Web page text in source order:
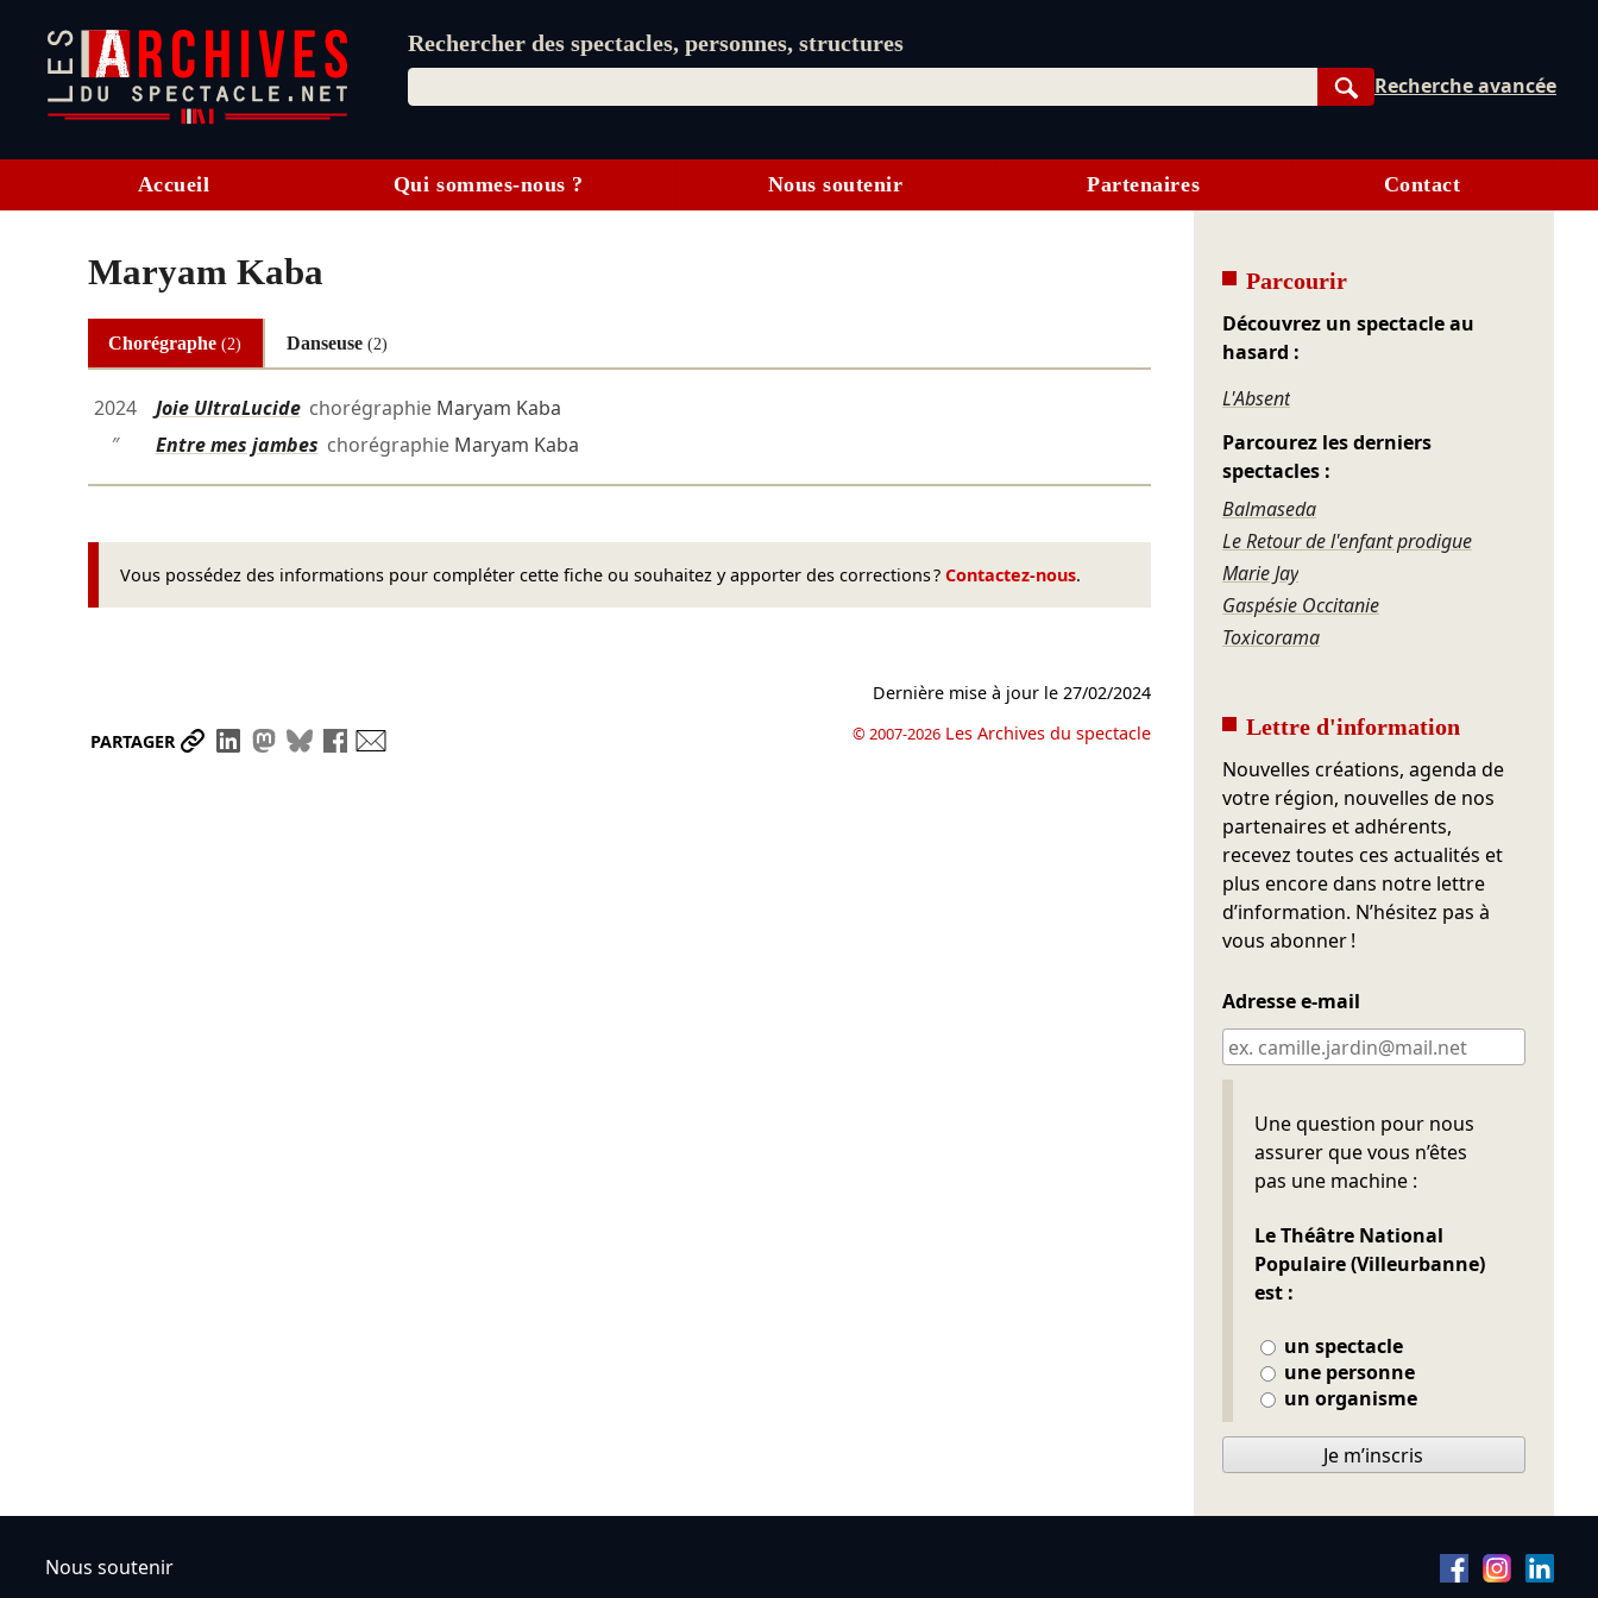
Rechercher des spectacles, personnes, structures
Rechercher
Recherche avancée
Accueil Qui sommes-nous ? Nous soutenir Partenaires Contact
Maryam Kaba
Chorégraphe(2) Danseuse (2)
2024 Joie UltraLucidechorégraphie Maryam Kaba
″
Entre mes jambes chorégraphie Maryam Kaba
Vous possédez des informations pour compléter cette fiche ou souhaitez y apporter des corrections ? Contactez-nous.
PARTAGER Partager le lien
Partager sur LinkedIn
Partager sur Mastodon
Partager sur Bluesky
Partager sur Facebook
Dernière mise à jour le27/02/2024
© 2007-2026 Les Archives du spectacle
Parcourir
Découvrez un spectacle au
hasard :
L'Absent
Parcourez les derniers
spectacles :
Balmaseda
Le Retour de l'enfant prodigue
Marie Jay
Gaspésie Occitanie
Toxicorama
Lettre d'information
Nouvelles créations, agenda de
votre région, nouvelles de nos
partenaires et adhérents,
recevez toutes ces actualités et
plus encore dans notre lettre
d’information. N’hésitez pas à
vous abonner !
Adresse e-mail
Une question pour nous
assurer que vous n’êtes
pas une machine :
Le Théâtre National
Populaire (Villeurbanne)
est :
un spectacle
une personne
un organisme
Ne pas remplir
Je m’inscris
Nous soutenir